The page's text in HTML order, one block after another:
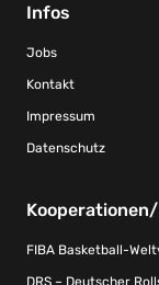
Infos
Jobs
Kontakt
Impressum
Datenschutz
FIBA Basketball-
DRS – Deutscher